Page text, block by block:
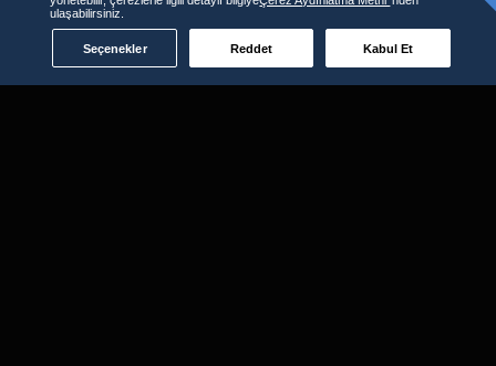
ulaşabilirsiniz.
Seçenekler Reddet Kabul Et